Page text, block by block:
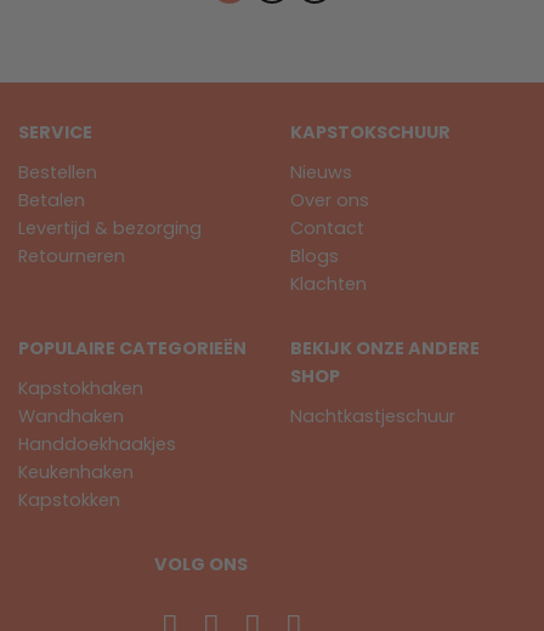
SERVICE
Bestellen
Betalen
Levertijd & bezorging
Retourneren
KAPSTOKSCHUUR
Nieuws
Over ons
Contact
Blogs
Klachten
POPULAIRE CATEGORIEËN
Kapstokhaken
Wandhaken
Handdoekhaakjes
Keukenhaken
Kapstokken
BEKIJK ONZE ANDERE
SHOP
Nachtkastjeschuur
VOLG ONS